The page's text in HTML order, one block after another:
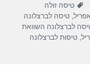
תגיות
טיסה זולה
,טיסה לברצלונה
לברצלונה השוואת
,טיסות לברצלונה